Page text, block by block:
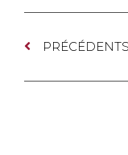
PRÉCÉDENTS